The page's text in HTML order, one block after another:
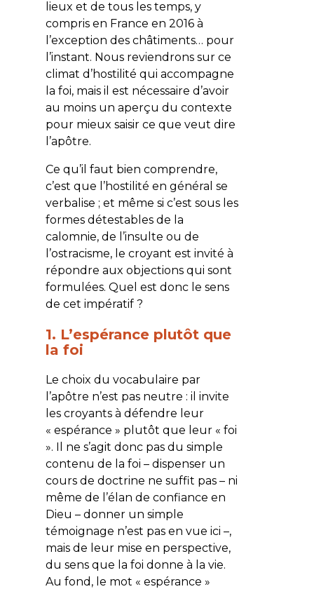
lieux et de tous les temps, y
compris en France en 2016 à
l’exception des châtiments… pour
l’instant. Nous reviendrons sur ce
climat d’hostilité qui accompagne
la foi, mais il est nécessaire d’avoir
au moins un aperçu du contexte
pour mieux saisir ce que veut dire
l’apôtre.
Ce qu’il faut bien comprendre,
c’est que l’hostilité en général se
verbalise ; et même si c’est sous les
formes détestables de la
calomnie, de l’insulte ou de
l’ostracisme, le croyant est invité à
répondre aux objections qui sont
formulées. Quel est donc le sens
de cet impératif ?
1. L’espérance plutôt que
la foi
Le choix du vocabulaire par
l’apôtre n’est pas neutre : il invite
les croyants à défendre leur
« espérance » plutôt que leur « foi
». Il ne s’agit donc pas du simple
contenu de la foi – dispenser un
cours de doctrine ne suffit pas – ni
même de l’élan de confiance en
Dieu – donner un simple
témoignage n’est pas en vue ici –,
mais de leur mise en perspective,
du sens que la foi donne à la vie.
Au fond, le mot « espérance »